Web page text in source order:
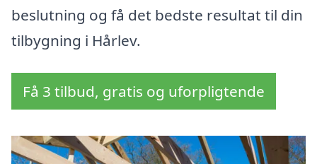
beslutning og få det bedste resultat til din
tilbygning i Hårlev.
Få 3 tilbud, gratis og uforpligtende